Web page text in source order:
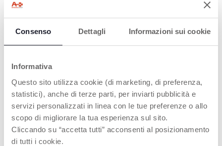
Consenso Dettagli Informazioni sui cookie
Informativa
Questo sito utilizza cookie (di marketing, di preferenza,
statistici), anche di terze parti, per inviarti pubblicità e
servizi personalizzati in linea con le tue preferenze o allo
scopo di migliorare la tua esperienza sul sito.
Cliccando su “accetta tutti” acconsenti al posizionamento
di tutti i cookie.
+ COLORI
Next2Dreams Giostrina
+ COLORI
Arcobaleno